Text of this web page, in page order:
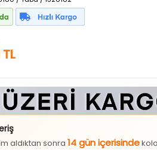
aldıktan sonra14 gün içerisinde